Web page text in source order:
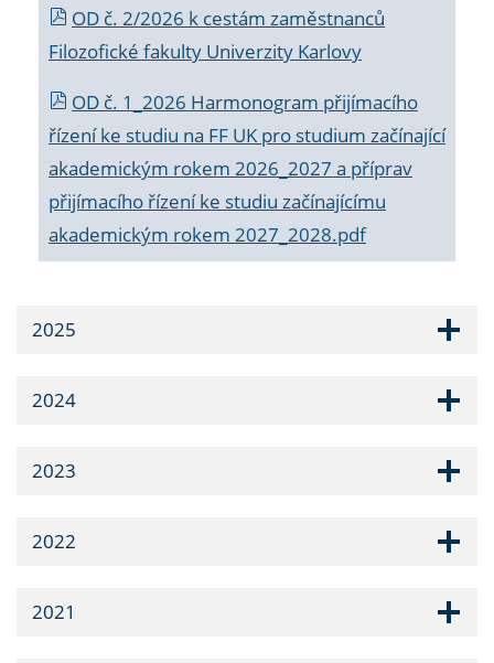
OD č. 2/2026 k cestám zaměstnanců
Filozofické fakulty Univerzity Karlovy
OD č. 1_2026 Harmonogram přijímacího
řízení ke studiu na FF UK pro studium začínající
akademickým rokem 2026_2027 a příprav
přijímacího řízení ke studiu začínajícímu
akademickým rokem 2027_2028.pdf
2025
2024
2023
2022
2021